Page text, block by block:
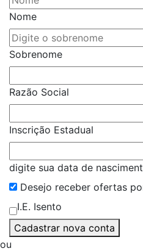
Nome
Sobrenome
Razão Social
Inscrição Estadual
digite sua data de
Desejo receber ofertas
I.E. Isento
Cadastrar nova conta
ou